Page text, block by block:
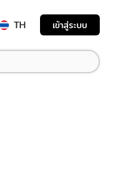
TH เข้าสู่ระบบ